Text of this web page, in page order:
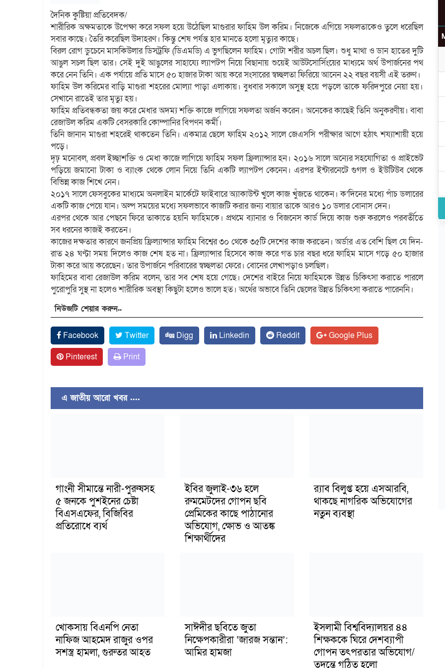
দৈনিক কুষ্টিয়া প্রতিবেদক/
শারীরিক অক্ষমতাকে উপেক্ষা করে সফল হয়ে উঠেছিল মাগুরার ফাহিম উল করিম। নিজেকে এগিয়ে সফলতাকেও তুলে ধরেছিল
সবার কাছে। তৈরি করেছিল উদাহরণ। কিন্তু শেষ পর্যন্ত হার মানতে হলো মৃত্যুর কাছে।
বিরল রোগ ডুচেনে মাসকিউলার ডিসট্রফি (ডিএমডি) এ ভুগছিলেন ফাহিম। গোটা শরীর অচল ছিল। শুধু মাথা ও ডান হাতের দুটি
আঙুল সচল ছিল তার। সেই দুই আঙুলের সাহায্যে ল্যাপটপ নিয়ে বিছানায় শুয়েই আউটসোর্সিংয়ের মাধ্যমে অর্থ উপার্জনের পথ
করে নেন তিনি। এক পর্যায়ে প্রতি মাসে ৫০ হাজার টাকা আয় করে সংসারের স্বচ্ছলতা ফিরিয়ে আনেন ২২ বছর বয়সী এই তরুণ।
ফাহিম উল করিমের বাড়ি মাগুরা শহরের মোল্যা পাড়া এলাকায়। বুধবার সকালে অসুস্থ হয়ে পড়লে তাকে ফরিদপুরে নেয়া হয়।
সেখানে রাতেই তার মৃত্যু হয়।
ফাহিম প্রতিবন্ধকতা জয় করে মেধার অদম্য শক্তি কাজে লাগিয়ে সফলতা অর্জন করেন। অনেকের কাছেই তিনি অনুকরণীয়। বাবা
রেজাউল করিম একটি বেসরকারি কোম্পানির বিপণন কর্মী।
তিনি জানান মাগুরা শহরেই থাকতেন তিনি। একমাত্র ছেলে ফাহিম ২০১২ সালে জেএসসি পরীক্ষার আগে হঠাৎ শয্যাশায়ী হয়ে
পড়ে।
দৃঢ় মনোবল, প্রবল ইচ্ছাশক্তি ও মেধা কাজে লাগিয়ে ফাহিম সফল ফ্রিল্যান্সার হন। ২০১৬ সালে অন্যের সহযোগিতা ও প্রাইভেট
পড়িয়ে জমানো টাকা ও ব্যাংক থেকে লোন নিয়ে তিনি একটি ল্যাপটপ কেনেন। এরপর ইন্টারনেটে গুগল ও ইউটিউব থেকে
বিভিন্ন কাজ শিখে নেন।
২০১৭ সালে ফেসবুকের মাধ্যমে অনলাইন মার্কেটে ফাইবারে অ্যাকাউন্ট খুলে কাজ খুঁজতে থাকেন। ক’দিনের মধ্যে পাঁচ ডলারের
একটি কাজ পেয়ে যান। অল্প সময়ের মধ্যে সফলভাবে কাজটি করার জন্য বায়ার তাকে আরও ১০ ডলার বোনাস দেন।
এরপর থেকে আর পেছনে ফিরে তাকাতে হয়নি ফাহিমকে। প্রথমে ব্যানার ও বিজনেস কার্ড দিয়ে কাজ শুরু করলেও পরবর্তীতে
সব ধরনের কাজই করতেন।
কাজের দক্ষতার কারণে জনপ্রিয় ফ্রিল্যান্সার ফাহিম বিশ্বের ৩০ থেকে ৩৫টি দেশের কাজ করতেন। অর্ডার এত বেশি ছিল যে দিন-
রাত ২৪ ঘণ্টা সময় দিলেও কাজ শেষ হত না। ফ্রিল্যান্সার হিসেবে কাজ করে গত চার বছর ধরে ফাহিম মাসে গড়ে ৫০ হাজার
টাকা করে আয় করেছেন। তার উপার্জনে পরিবারের স্বচ্ছলতা ফেরে। বোনের লেখাপড়াও চলছিল।
ফাহিমের বাবা রেজাউল করিম বলেন, তার সব শেষ হয়ে গেছে। দেশের বাইরে নিয়ে ফাহিমকে উন্নত চিকিৎসা করাতে পারলে
পুরোপুরি সুস্থ না হলেও শারীরিক অবস্থা কিছুটা হলেও ভালে হত। অর্থের অভাবে তিনি ছেলের উন্নত চিকিৎসা করাতে পারেননি।
নিউজটি শেয়ার করুন..
Facebook Twitter Digg Linkedin Reddit
Google Plus
Pinterest
Print
এ জাতীয় আরো খবর ....
গাংনী সীমান্তে নারী-পুরুষসহ
৫ জনকে পুশইনের চেষ্টা
বিএসএফের, বিজিবির
প্রতিরোধে ব্যর্থ
ইবির জুলাই-৩৬ হলে
রুমমেটদের গোপন ছবি
প্রেমিকের কাছে পাঠানোর
অভিযোগ, ক্ষোভ ও আতঙ্ক
শিক্ষার্থীদের
র‍্যাব বিলুপ্ত হয়ে এসআরবি,
থাকছে নাগরিক অভিযোগের
নতুন ব্যবস্থা
খোকসায় বিএনপি নেতা
নাফিজ আহমেদ রাজুর ওপর
সশস্ত্র হামলা, গুরুতর আহত
সাঈদীর ছবিতে জুতা
নিক্ষেপকারীরা ‘জারজ সন্তান’:
আমির হামজা
ইসলামী বিশ্ববিদ্যালয়র ৪৪
শিক্ষককে ঘিরে দেশব্যাপী
গোপন তৎপরতার অভিযোগ/
তদন্তে গঠিত হলো